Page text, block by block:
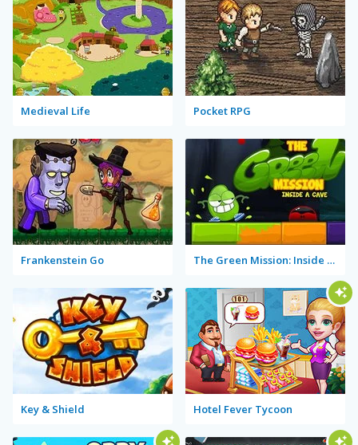
Medieval Life Pocket RPG
Frankenstein Go The Green Mission: Inside a Cave
Key & Shield Hotel Fever Tycoon